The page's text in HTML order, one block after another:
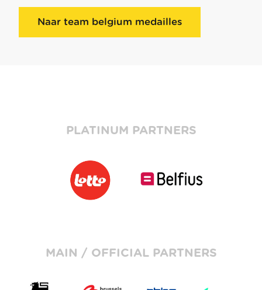
Naar team belgium medailles
PLATINUM PARTNERS
MAIN / OFFICIAL PARTNERS